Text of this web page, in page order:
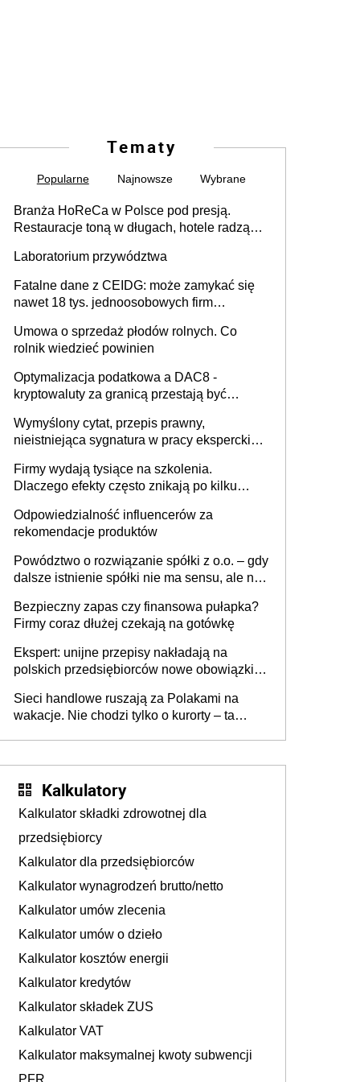
Tematy
Popularne Najnowsze Wybrane
Branża HoReCa w Polsce pod presją.
Restauracje toną w długach, hotele radzą
Laboratorium przywództwa
Fatalne dane z CEIDG: może zamykać się
nawet 18 tys. jednoosobowych firm
Umowa o sprzedaż płodów rolnych. Co
rolnik wiedzieć powinien
Optymalizacja podatkowa a DAC8 -
kryptowaluty za granicą przestają być
Wymyślony cytat, przepis prawny,
nieistniejąca sygnatura w pracy eksperckiej -
firmie
Firmy wydają tysiące na szkolenia.
Dlaczego efekty często znikają po kilku
Odpowiedzialność influencerów za
rekomendacje produktów
Powództwo o rozwiązanie spółki z o.o. – gdy
dalsze istnienie spółki nie ma sensu, ale nie
Bezpieczny zapas czy finansowa pułapka?
Firmy coraz dłużej czekają na gotówkę
Ekspert: unijne przepisy nakładają na
polskich przedsiębiorców nowe obowiązki w
Sieci handlowe ruszają za Polakami na
wakacje. Nie chodzi tylko o kurorty – ta
Kalkulatory
Kalkulator składki zdrowotnej dla
przedsiębiorcy
Kalkulator dla przedsiębiorców
Kalkulator wynagrodzeń brutto/netto
Kalkulator umów zlecenia
Kalkulator umów o dzieło
Kalkulator kosztów energii
Kalkulator kredytów
Kalkulator składek ZUS
Kalkulator VAT
Kalkulator maksymalnej kwoty subwencji
PFR